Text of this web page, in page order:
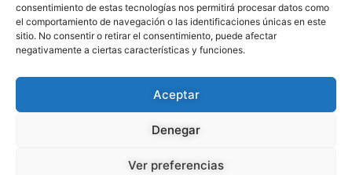
consentimiento de estas tecnologías nos permitirá procesar datos como
el comportamiento de navegación o las identificaciones únicas en este
sitio. No consentir o retirar el consentimiento, puede afectar
negativamente a ciertas características y funciones.
Aceptar
Denegar
Ver preferencias
Política de Privacidad
Posicionamiento Web